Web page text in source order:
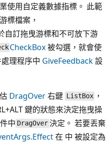
使用自定義數據指標。 此範
標檔案，
自訂拖曳游標和不可放下游
CheckBox被勾選，就會使
理程序中 GiveFeedback設
DragOver右鍵 ListBox ，
鍵的狀態來決定拖曳操
中 DragOver 決定。 若要丟棄
在 中 被設定為